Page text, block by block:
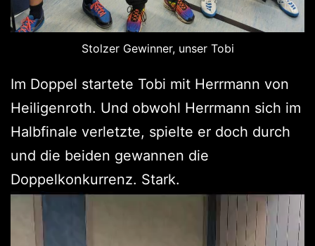
Stolzer Gewinner, unser Tobi
Im Doppel startete Tobi mit Herrmann von
Heiligenroth. Und obwohl Herrmann sich im
Halbfinale verletzte, spielte er doch durch
und die beiden gewannen die
Doppelkonkurrenz. Stark.